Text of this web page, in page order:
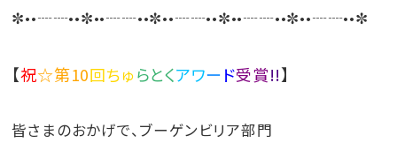
✼••┈┈••✼••┈┈••✼••┈┈••✼••┈┈••✼••┈┈••✼
【祝☆第10回ちゅらとくアワード受賞!!】
皆さまのおかげで、ブーゲンビリア部門